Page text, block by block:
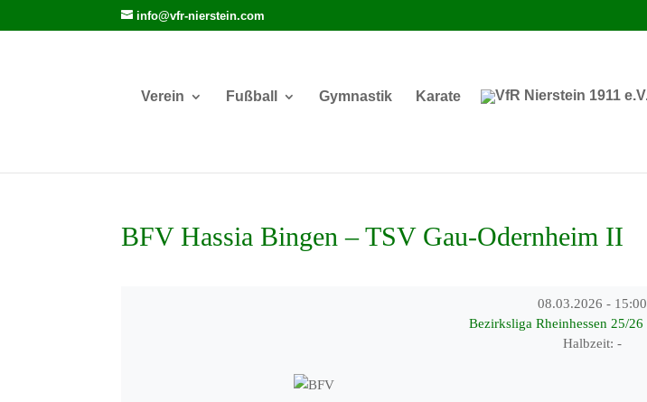
info@vfr-nierstein.com
Verein Fußball Gymnastik Karate
BFV Hassia Bingen – TSV Gau-Odernheim II
08.03.2026 - 15:00
Bezirksliga Rheinhessen 25/26
Halbzeit: -